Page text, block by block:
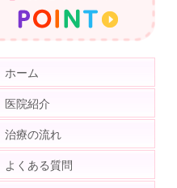
ホーム
医院紹介
治療の流れ
よくある質問